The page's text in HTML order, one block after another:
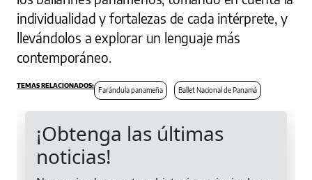
individualidad y fortalezas de cada intérprete, y
llevándolos a explorar un lenguaje más
contemporáneo.
Farándula panameña Ballet Nacional de Panamá